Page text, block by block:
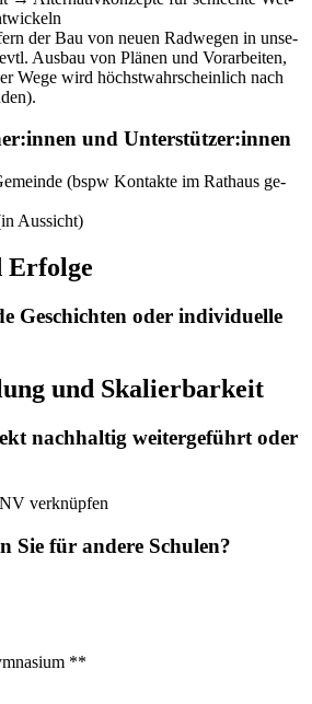
der Bau von neu­en Rad­we­gen in un­se­
Aus­bau von Plä­nen und Vor­ar­bei­ten,
Wege wird höchst­wahr­schein­lich nach
und Un­ter­stüt­zer:in­nen
(bspw Kon­tak­te im Rat­haus ge­
Aus­sicht)
Er­fol­ge
Ge­schich­ten oder in­di­vi­du­el­le
und Ska­lier­bar­keit
nach­hal­tig wei­ter­ge­führt oder
ver­knüp­fen
Sie für an­de­re Schu­len?
**